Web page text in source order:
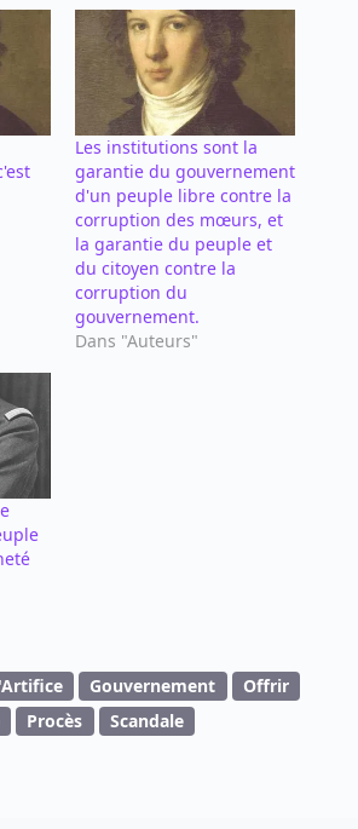
Les institutions sont la
garantie du gouvernement
d'un peuple libre contre la
corruption des mœurs, et
la garantie du peuple et
du citoyen contre la
corruption du
gouvernement.
Dans "Auteurs"
Gouvernement
Offrir
Procès Scandale